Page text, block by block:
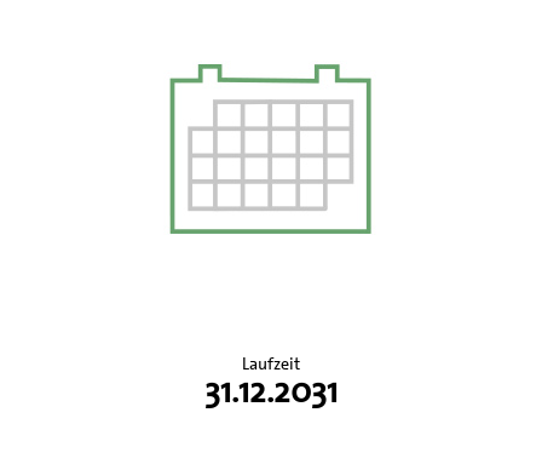
Laufzeit
31.12.2031